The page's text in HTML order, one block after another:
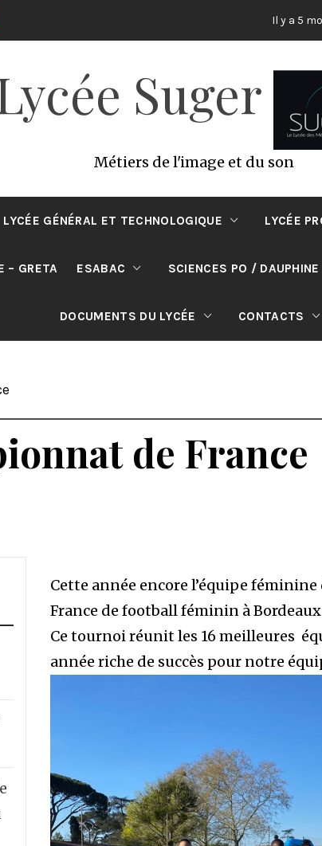
Il y a 5 mois
Suger
Métiers de l'image et du son
LYCÉE GÉNÉRAL ET TECHNOLOGIQUE LYCÉE
– GRETA ESABAC SCIENCES PO / DAUPHINE
DOCUMENTS DU LYCÉE CONTACTS
de France
Cette année encore l’équipe
France de football féminin à
Ce tournoi réunit les 16 meilleures
année riche de succès pour notre